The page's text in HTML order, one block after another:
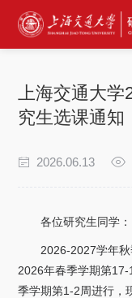
首页
招生工作
专项工作
上海交通大学
究生选课通知
2026.06.13
各位研究生同学：
2026-2027学年
2026年春季学期第
季学期第1-2周进行，